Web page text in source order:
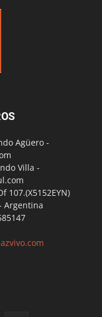
Agüero -
Villa -
107.(X5152EYN)
Argentina